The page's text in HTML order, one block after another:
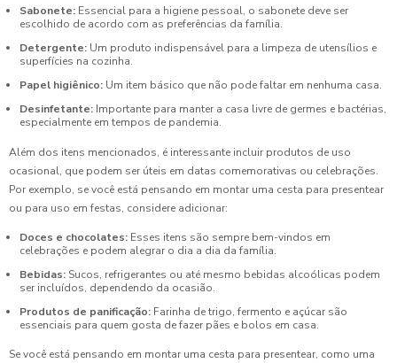
Sabonete: Essencial para a higiene pessoal, o sabonete deve ser
escolhido de acordo com as preferências da família.
Detergente: Um produto indispensável para a limpeza de utensílios e
superfícies na cozinha.
Papel higiênico: Um item básico que não pode faltar em nenhuma casa.
Desinfetante: Importante para manter a casa livre de germes e bactérias,
especialmente em tempos de pandemia.
Além dos itens mencionados, é interessante incluir produtos de uso
ocasional, que podem ser úteis em datas comemorativas ou celebrações.
Por exemplo, se você está pensando em montar uma cesta para presentear
ou para uso em festas, considere adicionar:
Doces e chocolates: Esses itens são sempre bem-vindos em
celebrações e podem alegrar o dia a dia da família.
Bebidas: Sucos, refrigerantes ou até mesmo bebidas alcoólicas podem
ser incluídos, dependendo da ocasião.
Produtos de panificação: Farinha de trigo, fermento e açúcar são
essenciais para quem gosta de fazer pães e bolos em casa.
Se você está pensando em montar uma cesta para presentear, como uma